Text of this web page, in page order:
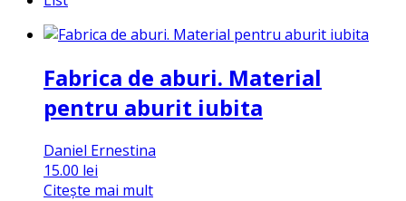
Fabrica de aburi. Material
pentru aburit iubita
Daniel Ernestina
15.00 lei
Citește mai mult